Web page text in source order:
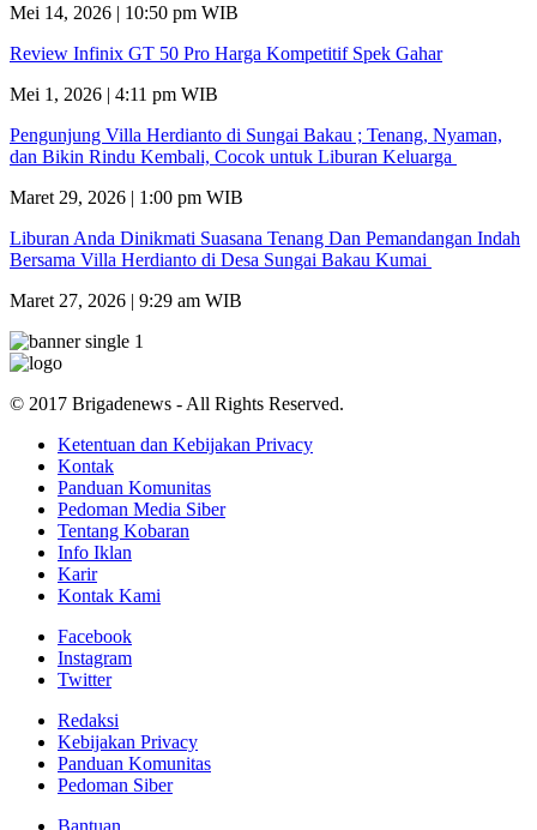
Mei 14, 2026 | 10:50 pm WIB
Review Infinix GT 50 Pro Harga Kompetitif Spek Gahar
Mei 1, 2026 | 4:11 pm WIB
Pengunjung Villa Herdianto di Sungai Bakau ; Tenang, Nyaman,
dan Bikin Rindu Kembali, Cocok untuk Liburan Keluarga
Maret 29, 2026 | 1:00 pm WIB
Liburan Anda Dinikmati Suasana Tenang Dan Pemandangan Indah
Bersama Villa Herdianto di Desa Sungai Bakau Kumai
Maret 27, 2026 | 9:29 am WIB
© 2017 Brigadenews - All Rights Reserved.
Ketentuan dan Kebijakan Privacy
Kontak
Panduan Komunitas
Pedoman Media Siber
Tentang Kobaran
Info Iklan
Karir
Kontak Kami
Facebook
Instagram
Twitter
Redaksi
Kebijakan Privacy
Panduan Komunitas
Pedoman Siber
Bantuan